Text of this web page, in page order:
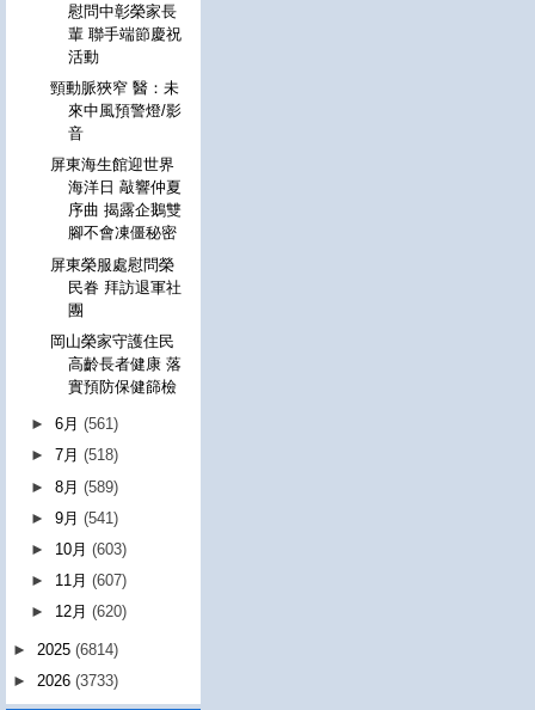
慰問中彰榮家長
輩 聯手端節慶祝
活動
頸動脈狹窄 醫：未
來中風預警燈/影
音
屏東海生館迎世界
海洋日 敲響仲夏
序曲 揭露企鵝雙
腳不會凍僵秘密
屏東榮服處慰問榮
民眷 拜訪退軍社
團
岡山榮家守護住民
高齡長者健康 落
實預防保健篩檢
►6月(561)
►7月(518)
►8月(589)
►9月(541)
► 10月(603)
► 11月(607)
► 12月(620)
► 2025 (6814)
► 2026 (3733)